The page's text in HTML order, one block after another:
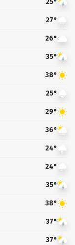
25°
27°
26°
35°
38°
25°
29°
36°
24°
24°
35°
38°
37°
37°